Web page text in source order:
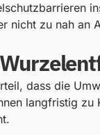
nicht zu nah
dass die
langfristig